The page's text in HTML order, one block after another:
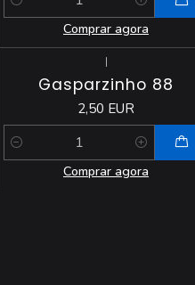
Quantidade
Comprar agora
|
Gasparzinho 88
2,50 EUR
Quantidade
Comprar agora